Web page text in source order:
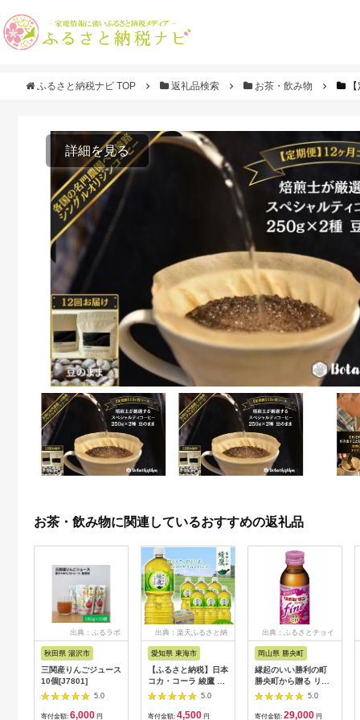
ふるさと納税ナビ TOP 返礼品検索 お茶・飲み物
詳細を見る
お茶・飲み物に関連しているおすすめの返礼品
出典：ふるラボ
秋田県 湯沢市
三関産りんごジュース
10個[J7801]
5.0
寄付金額: 6,000 円
出典：楽天ふるさと納
愛知県 東海市
【ふるさと納税】日本
コカ・コーラ 綾鷹 緑
茶 2L 6本 ペットボト
【1721645】
5.0
寄付金額: 4,500 円
出典：ふるさとチョイ
岡山県 勝央町
縁起のいい勝利の町
勝央町から贈る リポ
ビタンfine 50本セッ
ト 女性向け 大正製薬
医薬部外品 _S105
5.0
寄付金額: 29,000 円